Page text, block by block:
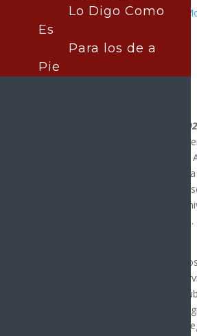
Publicado por:Juan Antonio Pérez
SONORA
26 junio, 2026
Ciudad de México; 26 de junio de
seguimiento a los proyectos del
Bienestar en Sonora, el gobernador
Montaño sostuvo una reunión con
Claudia Sheinbaum Pardo en la que
avances de este modelo de salud
de calidad para las y los sonorenses.
Durante el encuentro se revisaron
proceso de federalización de los
que ha permitido concretar la red
del estado para atender de manera
un millón y medio de personas sin
Lo Digo Como
Es
Para los de a
Pie